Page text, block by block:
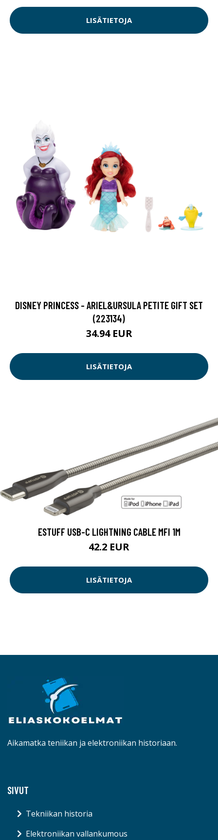
LISÄTIETOJA
DISNEY PRINCESS - ARIEL&URSULA PETITE GIFT SET
(223134)
34.94 EUR
LISÄTIETOJA
ESTUFF USB-C LIGHTNING CABLE MFI 1M
42.2 EUR
LISÄTIETOJA
Aikamatka teniikan ja elektroniikan historiaan.
SIVUT
Tekniikan historia
Elektroniikan vallankumous